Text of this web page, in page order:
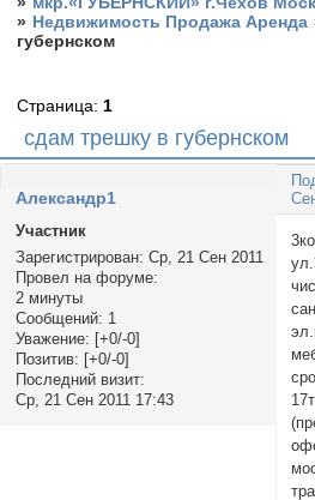
» Недвижимость Продажа Аренда
губернском
сдам трешку в губернском
Страница: 1
Александр1
Участник
Зарегистрирован: Ср, 21 Сен 2011
Провел на форуме:
2 минуты
Сообщений: 1
Уважение: [+0/-0]
Позитив: [+0/-0]
Последний визит:
Ср, 21 Сен 2011 17:43